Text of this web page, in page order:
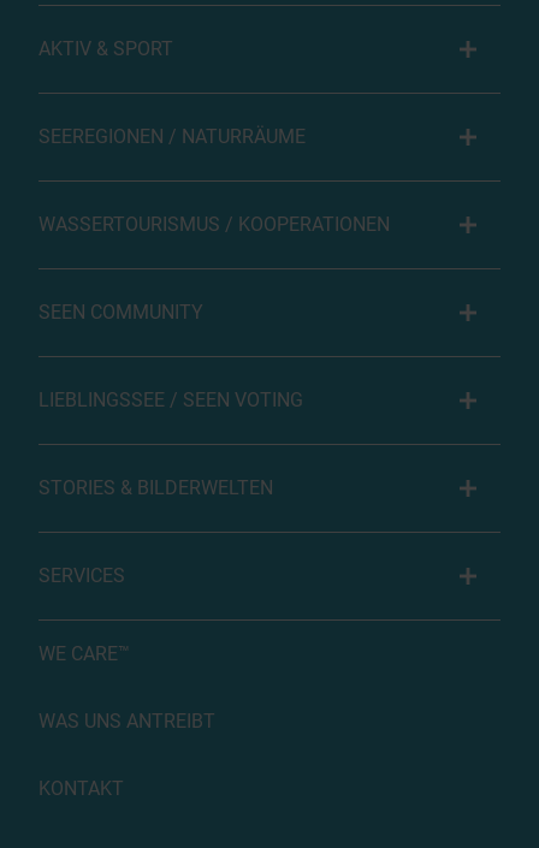
AKTIV & SPORT
SEEREGIONEN / NATURRÄUME
WASSERTOURISMUS / KOOPERATIONEN
SEEN COMMUNITY
LIEBLINGSSEE / SEEN VOTING
STORIES & BILDERWELTEN
SERVICES
WE CARE™
WAS UNS ANTREIBT
KONTAKT